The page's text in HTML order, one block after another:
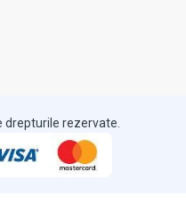
drepturile rezervate.